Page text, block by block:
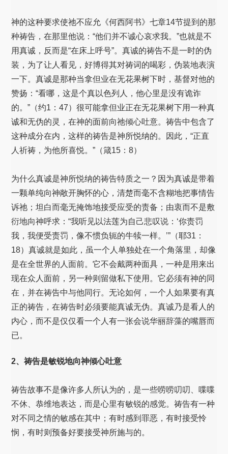
神的这种要求使祂不应允《何西阿书》七章14节提到的那
种祷告，在那里他说：“他们并不诚心哀求我。”也就是不
用真诚，反而是“在床上呼号”。真诚的祷告不是一时的伪
装，为了让人看见，好博得其对祷词的喝彩，伪装地表演
一下。真诚是那种当拿但业在无花果树下时，基督对他的
赞扬：“看哪，这是个真以色列人，他心里是没有诡诈
的。”（约1：47）很可能拿但业正在无花果树下用一种真
诚和无伪的灵，在神的面前向祂倾心吐意。祷告中包含了
这种成分在内，这样的祷告是神所悦纳的。因此，“正直
人祈祷，为他所喜悦。”（箴15：8）
为什么真诚是神所悦纳的祷告特质之一？因为真诚是带着
一颗单纯向神敞开胸怀的心，清楚而毫不含糊地把事情告
诉祂；坦白而毫无掩饰地接受应受的责备；由衷而不是敷
衍地向神呼求：“我听见以法莲为自己悲叹说：‘你责罚
我，我便受责罚，像不惯负轭的牛犊一样。’”（耶31：
18）真诚就是如此，虽一个人单独处在一个角落里，却像
是在全世界的人面前。它不会戴两种面具，一种是用来出
现在众人面前，另一种则留做私下使用。它必须有神的同
在，并在祷告中与他同行。无论如何，一个人如果要有真
正的祷告，在祷告时必须要能真诚无伪。真诚乃是看人的
内心，而不是仅仅看一个人有一张会说华丽辞藻的嘴唇而
已。
2、祷告是敏锐地向神倾心吐意
祷告故事不是像许多人所认为的，是一些唠唠叨叨、喋喋
不休、恭维地表达，而是心里有敏锐的感觉。祷告有一种
对不同之情的敏感在其中；有时感到罪恶，有时接受怜
悯，有时则预备好要接受神所施与的。